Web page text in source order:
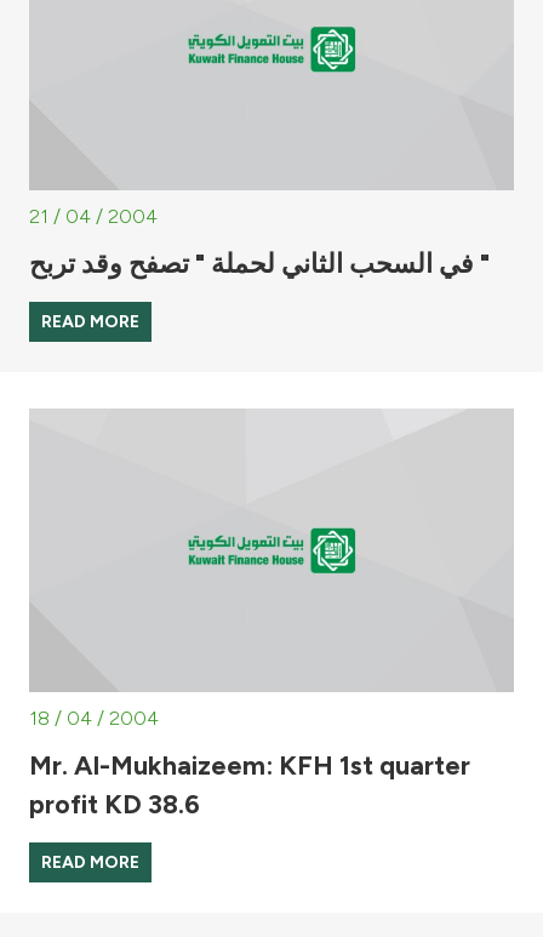
21 / 04 / 2004
في السحب الثاني لحملة " تصفح وقد تربح "
READ MORE
18 / 04 / 2004
Mr. Al-Mukhaizeem: KFH 1st quarter
profit KD 38.6
READ MORE